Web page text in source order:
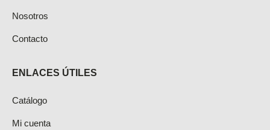
Nosotros
Contacto
ENLACES ÚTILES
Catálogo
Mi cuenta